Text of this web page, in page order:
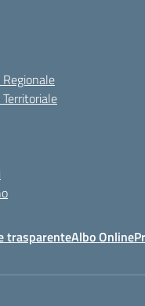
trasparenteAlbo Online